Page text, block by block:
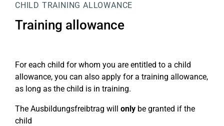
CHILD TRAINING ALLOWANCE
Training allowance
For each child for whom you are entitled to a child
allowance, you can also apply for a training allowance,
as long as the child is in training.
The Ausbildungsfreibtrag will only be granted if the
child